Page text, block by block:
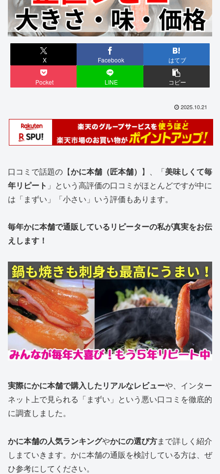
X Facebook はてブ
Pocket LINE コピー
2025.10.21
口コミで話題の【かに本舗（匠本舗） 】、「美味しくて毎
年リピート 」という高評価の口コミがほとんどですが中に
は「まずい」「小さい」いう評価もあります。
毎年かに本舗で通販しているリピーターの私が真実をお伝
えします！
実際にかに本舗で購入したリアルなレビューや、インター
ネット上で見られる「まずい」という悪い口コミを徹底的
に調査しました。
かに本舗の人気ランキングやかにの選び方まで詳しく紹介
しまていきます。かに本舗の通販を検討している方は、ぜ
ひ参考にしてください。